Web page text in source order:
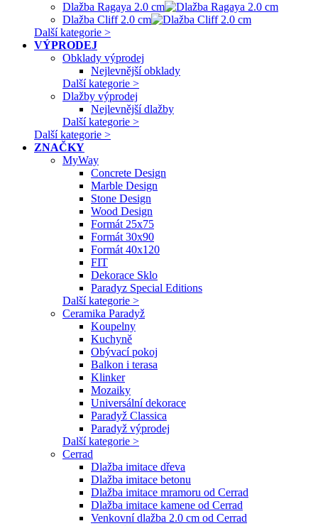
Dlažba Ragaya 2.0 cm
Dlažba Cliff 2.0 cm
Další kategorie >
VÝPRODEJ
Obklady výprodej
Nejlevnější obklady
Další kategorie >
Dlažby výprodej
Nejlevnější dlažby
Další kategorie >
Další kategorie >
ZNAČKY
MyWay
Concrete Design
Marble Design
Stone Design
Wood Design
Formát 25x75
Formát 30x90
Formát 40x120
FIT
Dekorace Sklo
Paradyz Special Editions
Další kategorie >
Ceramika Paradyž
Koupelny
Kuchyně
Obývací pokoj
Balkon i terasa
Klinker
Mozaiky
Universální dekorace
Paradyž Classica
Paradyž výprodej
Další kategorie >
Cerrad
Dlažba imitace dřeva
Dlažba imitace betonu
Dlažba imitace mramoru od Cerrad
Dlažba imitace kamene od Cerrad
Venkovní dlažba 2.0 cm od Cerrad